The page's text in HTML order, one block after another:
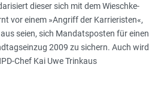
dieser sich mit dem Wieschke-
vor einem »Angriff der Karrieristen«,
seien, sich Mandatsposten für einen
2009 zu sichern. Auch wird
Chef Kai Uwe Trinkaus